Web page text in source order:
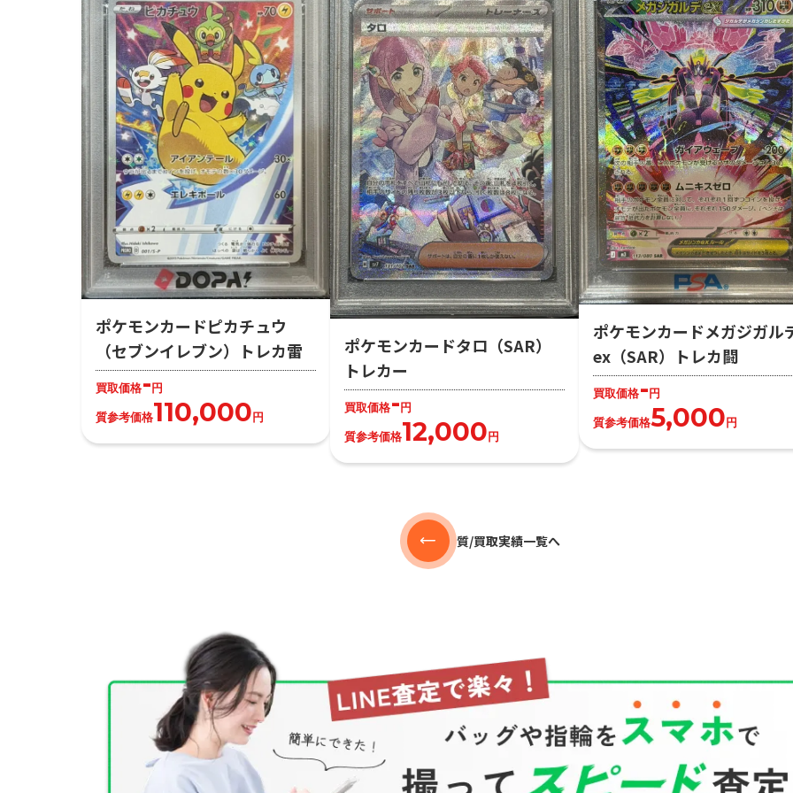
ポケモンカードピカチュウ
（セブンイレブン）トレカ雷
買取価格-円
質参考価格110,000円
ポケモンカードタロ（SAR）
トレカー
買取価格-円
質参考価格12,000円
ポケモンカードメガジガル
ex（SAR）トレカ闘
買取価格-円
質参考価格5,000円
質/買取実績一覧へ